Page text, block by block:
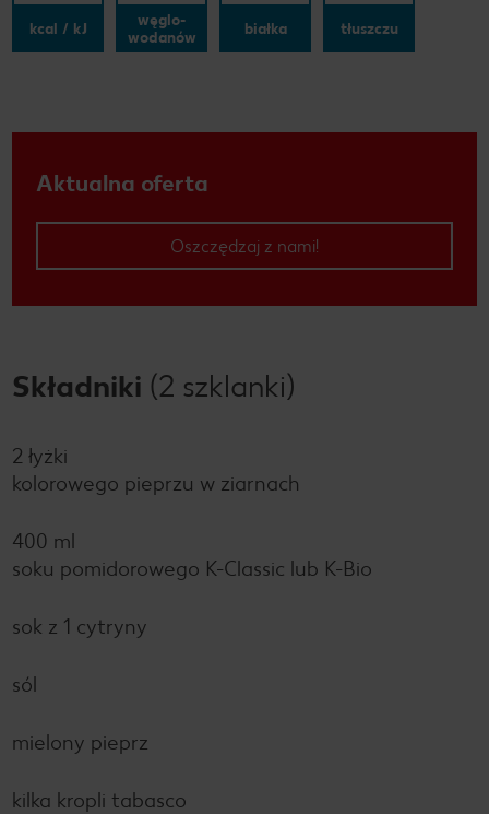
kcal / kJ
węglo-
wodanów
białka tłuszczu
Aktualna oferta
Oszczędzaj z nami!
Składniki (2 szklanki)
2 łyżki
kolorowego pieprzu w ziarnach
400 ml
soku pomidorowego K-Classic lub K-Bio
sok z 1 cytryny
sól
mielony pieprz
kilka kropli tabasco